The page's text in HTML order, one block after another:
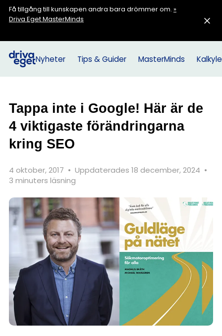
Få tillgång till kunskapen andra bara drömmer om. »
Driva Eget MasterMinds
Nyheter Tips & Guider MasterMinds
Tappa inte i Google! Här är de
4 viktigaste förändringarna
kring SEO
4 oktober, 2017 • Uppdaterades 18 december, 2024 •
3 minuters läsning